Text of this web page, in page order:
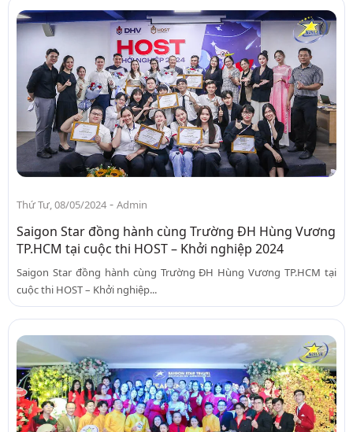
Thứ Tư, 08/05/2024 - Admin
Saigon Star đồng hành cùng Trường ĐH Hùng Vương
TP.HCM tại cuộc thi HOST – Khởi nghiệp 2024
Saigon Star đồng hành cùng Trường ĐH Hùng Vương TP.HCM tại
cuộc thi HOST – Khởi nghiệp...